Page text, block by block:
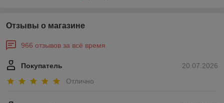
Отзывы о магазине
966 отзывов за всё время
20.07.2026
Покупатель
Отлично